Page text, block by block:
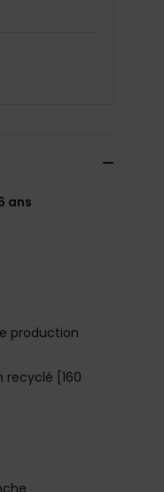
ans
production
recyclé [160